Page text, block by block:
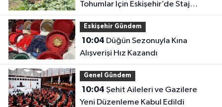
Tohumlar İçin Eskişehir’de Staj
Yapıyor
Eskişehir Gündem
10:04
Alışverişi Hız Kazandı
Genel Gündem
10:04
Yeni Düzenleme Kabul Edildi